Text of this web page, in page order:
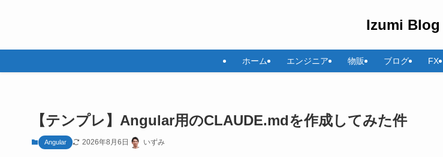
Izumi Blog
ホーム エンジニア 物販 ブログ FX
【テンプレ】Angular用のCLAUDE.mdを作成してみた件
Angular 2026年8月6日 いずみ